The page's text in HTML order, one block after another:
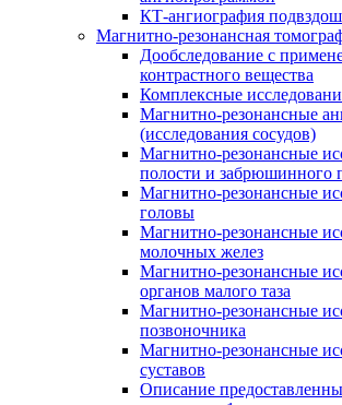
КТ-ангиография
Магнитно-резонансная
Дообследование с
контрастного вещества
Комплексные
Магнитно-резонансные
(исследования сосудов)
Магнитно-резонансные
полости и забрюшинного
Магнитно-резонансные
головы
Магнитно-резонансные
молочных желез
Магнитно-резонансные
органов малого таза
Магнитно-резонансные
позвоночника
Магнитно-резонансные
суставов
Описание